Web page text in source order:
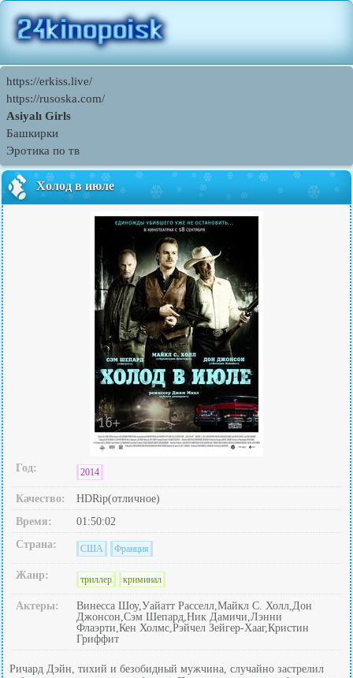
https://erkiss.live/
https://rusoska.com/
Asiyalı Girls
Башкирки
Эротика по тв
Холод в июле
Год: 2014
Качество:
HDRip(отличное)
Время:
01:50:02
Страна:
США Франция
Жанр: триллер криминал
Актеры:
Винесса Шоу,Уайатт Расселл,Майкл С. Холл,Дон
Джонсон,Сэм Шепард,Ник Дамичи,Лэнни
Флаэрти,Кен Холмс,Рэйчел Зейгер-Хааг,Кристин
Гриффит
Ричард Дэйн, тихий и безобидный мужчина, случайно застрелил